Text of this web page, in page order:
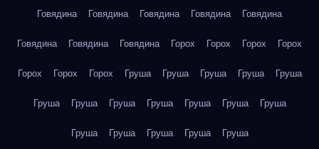
Говядина Говядина Говядина Говядина Говядина
Говядина Говядина Говядина Горох Горох Горох Горох
Горох Горох Горох Груша Груша Груша Груша Груша
Груша Груша Груша Груша Груша Груша Груша
Груша Груша Груша Груша Груша